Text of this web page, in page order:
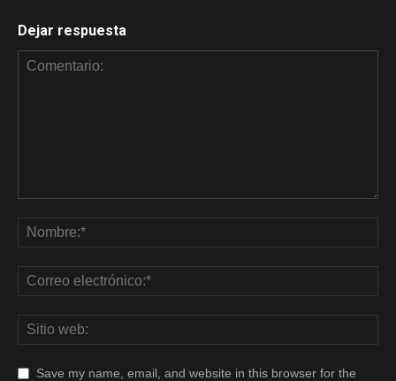
Dejar respuesta
Save my name, email, and website in this browser for the